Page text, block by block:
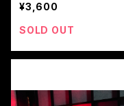
¥3,600
SOLD OUT